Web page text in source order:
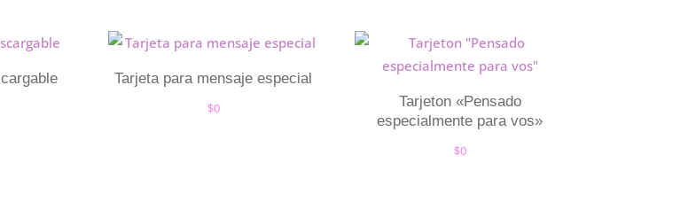
Tarjeta para mensaje especial
$0
Tarjeton «Pensado
especialmente para vos»
$0